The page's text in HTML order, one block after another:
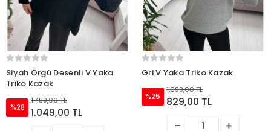
Siyah Örgü Desenli V Yaka
Triko Kazak
%28
1.459,00 TL
1.049,00 TL
Gri V Yaka Triko Kazak
%25
1.099,00 TL
829,00 TL